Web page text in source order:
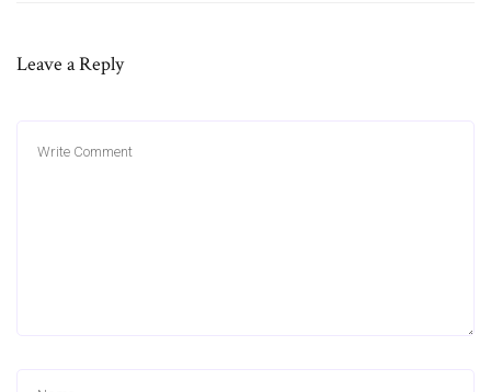
Leave a Reply